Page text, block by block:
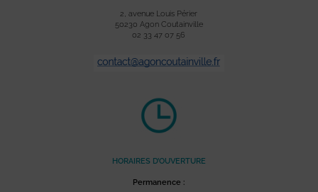
2, avenue Louis Périer
50230 Agon Coutainville
02 33 47 07 56
HORAIRES D’OUVERTURE
Permanence :